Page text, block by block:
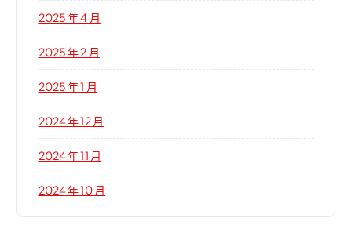
2025 年 4 月
2025 年 2 月
2025 年 1 月
2024 年 12 月
2024 年 11 月
2024 年 10 月